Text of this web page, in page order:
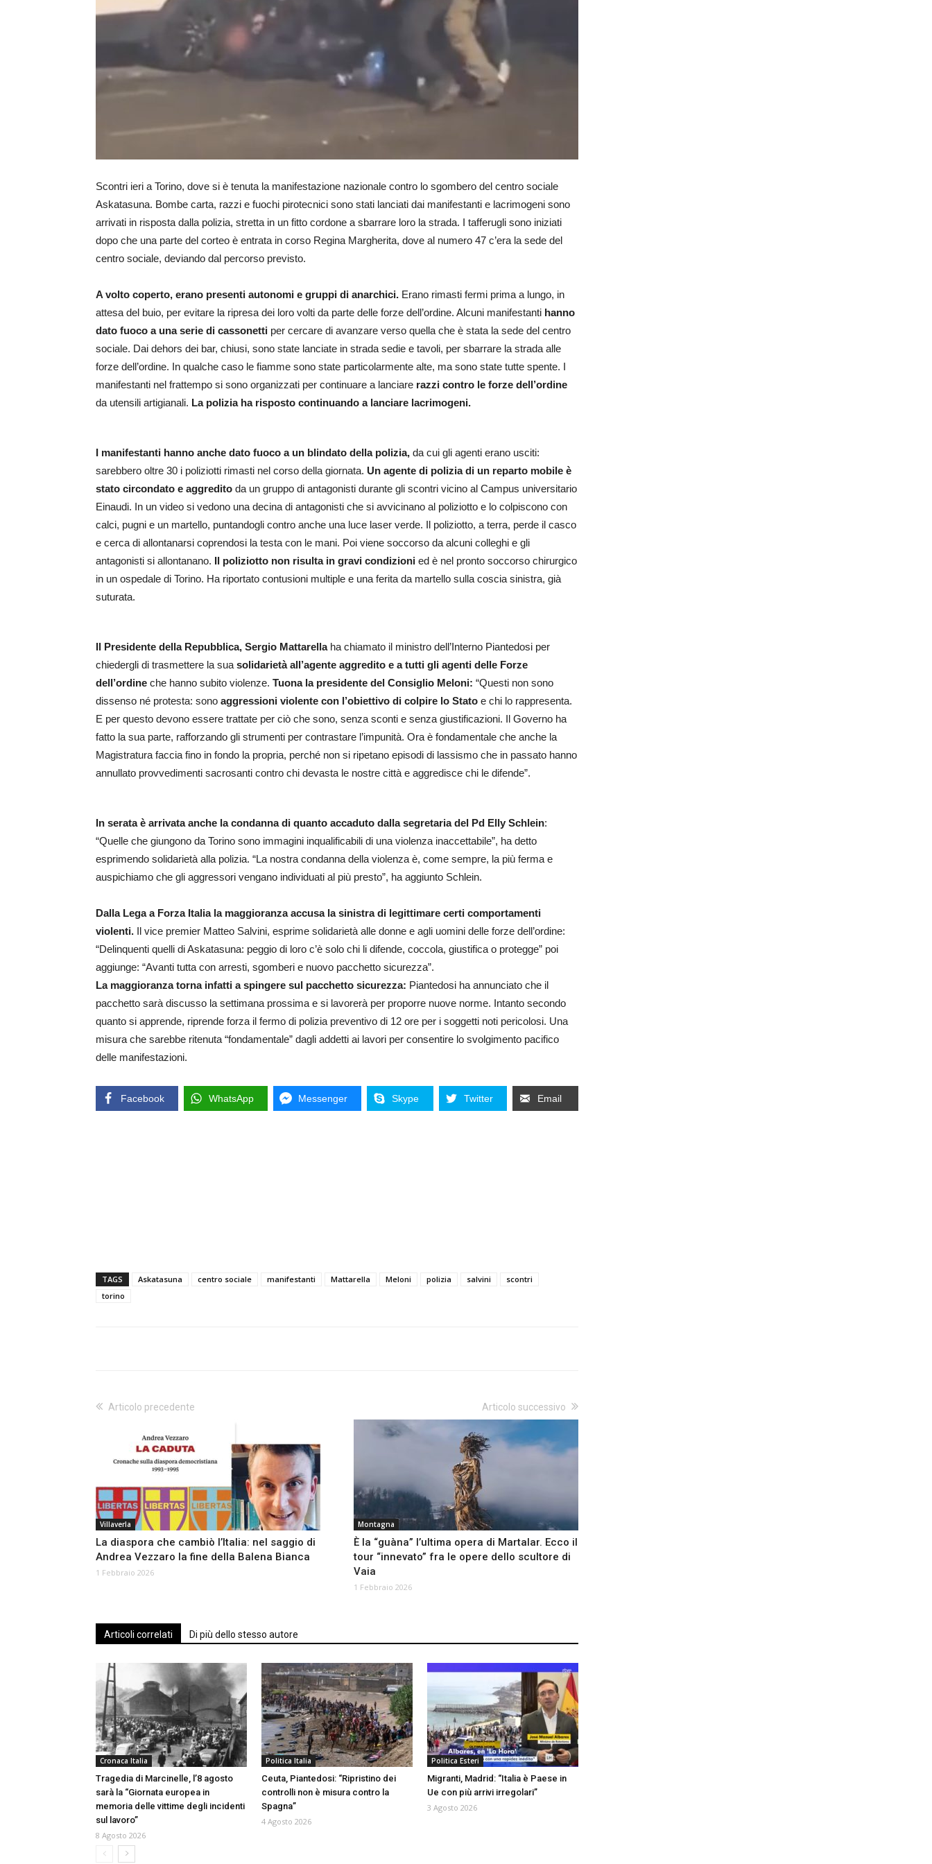
Scontri ieri a Torino, dove si è tenuta la manifestazione nazionale contro lo sgombero del centro sociale
Askatasuna. Bombe carta, razzi e fuochi pirotecnici sono stati lanciati dai manifestanti e lacrimogeni sono
arrivati in risposta dalla polizia, stretta in un fitto cordone a sbarrare loro la strada. I tafferugli sono iniziati
dopo che una parte del corteo è entrata in corso Regina Margherita, dove al numero 47 c’era la sede del
centro sociale, deviando dal percorso previsto.
A volto coperto, erano presenti autonomi e gruppi di anarchici. Erano rimasti fermi prima a lungo, in
attesa del buio, per evitare la ripresa dei loro volti da parte delle forze dell’ordine. Alcuni manifestanti hanno
dato fuoco a una serie di cassonetti per cercare di avanzare verso quella che è stata la sede del centro
sociale. Dai dehors dei bar, chiusi, sono state lanciate in strada sedie e tavoli, per sbarrare la strada alle
forze dell’ordine. In qualche caso le fiamme sono state particolarmente alte, ma sono state tutte spente. I
manifestanti nel frattempo si sono organizzati per continuare a lanciare razzi contro le forze dell’ordine
da utensili artigianali. La polizia ha risposto continuando a lanciare lacrimogeni.
I manifestanti hanno anche dato fuoco a un blindato della polizia, da cui gli agenti erano usciti:
sarebbero oltre 30 i poliziotti rimasti nel corso della giornata. Un agente di polizia di un reparto mobile è
stato circondato e aggredito da un gruppo di antagonisti durante gli scontri vicino al Campus universitario
Einaudi. In un video si vedono una decina di antagonisti che si avvicinano al poliziotto e lo colpiscono con
calci, pugni e un martello, puntandogli contro anche una luce laser verde. Il poliziotto, a terra, perde il casco
e cerca di allontanarsi coprendosi la testa con le mani. Poi viene soccorso da alcuni colleghi e gli
antagonisti si allontanano. Il poliziotto non risulta in gravi condizioni ed è nel pronto soccorso chirurgico
in un ospedale di Torino. Ha riportato contusioni multiple e una ferita da martello sulla coscia sinistra, già
suturata.
Il Presidente della Repubblica, Sergio Mattarellaha chiamato il ministro dell’Interno Piantedosi per
chiedergli di trasmettere la sua solidarietà all’agente aggredito e a tutti gli agenti delle Forze
dell’ordine che hanno subito violenze. Tuona la presidente del Consiglio Meloni: “Questi non sono
dissenso né protesta: sono aggressioni violente con l’obiettivo di colpire lo Stato e chi lo rappresenta.
E per questo devono essere trattate per ciò che sono, senza sconti e senza giustificazioni. Il Governo ha
fatto la sua parte, rafforzando gli strumenti per contrastare l’impunità. Ora è fondamentale che anche la
Magistratura faccia fino in fondo la propria, perché non si ripetano episodi di lassismo che in passato hanno
annullato provvedimenti sacrosanti contro chi devasta le nostre città e aggredisce chi le difende”.
In serata è arrivata anche la condanna di quanto accaduto dalla segretaria del Pd Elly Schlein:
“Quelle che giungono da Torino sono immagini inqualificabili di una violenza inaccettabile”, ha detto
esprimendo solidarietà alla polizia. “La nostra condanna della violenza è, come sempre, la più ferma e
auspichiamo che gli aggressori vengano individuati al più presto”, ha aggiunto Schlein.
Dalla Lega a Forza Italia la maggioranza accusa la sinistra di legittimare certi comportamenti
violenti. Il vice premier Matteo Salvini, esprime solidarietà alle donne e agli uomini delle forze dell’ordine:
“Delinquenti quelli di Askatasuna: peggio di loro c’è solo chi li difende, coccola, giustifica o protegge” poi
aggiunge: “Avanti tutta con arresti, sgomberi e nuovo pacchetto sicurezza”.
La maggioranza torna infatti a spingere sul pacchetto sicurezza: Piantedosi ha annunciato che il
pacchetto sarà discusso la settimana prossima e si lavorerà per proporre nuove norme. Intanto secondo
quanto si apprende, riprende forza il fermo di polizia preventivo di 12 ore per i soggetti noti pericolosi. Una
misura che sarebbe ritenuta “fondamentale” dagli addetti ai lavori per consentire lo svolgimento pacifico
delle manifestazioni.
Facebook WhatsApp Messenger Skype Twitter Email
TAGS Askatasuna centro sociale manifestanti Mattarella Meloni polizia salvini
scontri
torino
Articolo precedente
Villaverla
La diaspora che cambiò l’Italia: nel saggio di
Andrea Vezzaro la fine della Balena Bianca
1 Febbraio 2026
Articolo successivo
Montagna
È la “guàna” l’ultima opera di Martalar. Ecco il
tour “innevato” fra le opere dello scultore di
Vaia
1 Febbraio 2026
Articoli correlati Di più dello stesso autore
Cronaca Italia
Tragedia di Marcinelle, l’8 agosto
sarà la “Giornata europea in
memoria delle vittime degli incidenti
sul lavoro”
8 Agosto 2026
Politica Italia
Ceuta, Piantedosi: “Ripristino dei
controlli non è misura contro la
Spagna”
4 Agosto 2026
Politica Esteri
Migranti, Madrid: “Italia è Paese in
Ue con più arrivi irregolari”
3 Agosto 2026